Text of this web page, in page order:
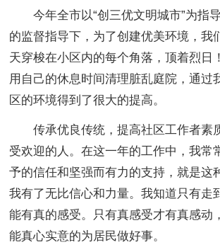
今年全市以“创三优文明城市”为指
的监督指导下，为了创建优美环境，我
天穿梭在小区内的每个角落，顶着烈日
用自己的休息时间清理脏乱庭院，通过
区的环境得到了很大的提高。
传承优良传统，提高社区工作者素
受欢迎的人。在这一年的工作中，我常
予的信任和坚强而有力的支持，就是这
我有了无比信心和力量。我知道只有走
能有真的感受。只有真感受才有真感动
能真心实意的为居民做好事。